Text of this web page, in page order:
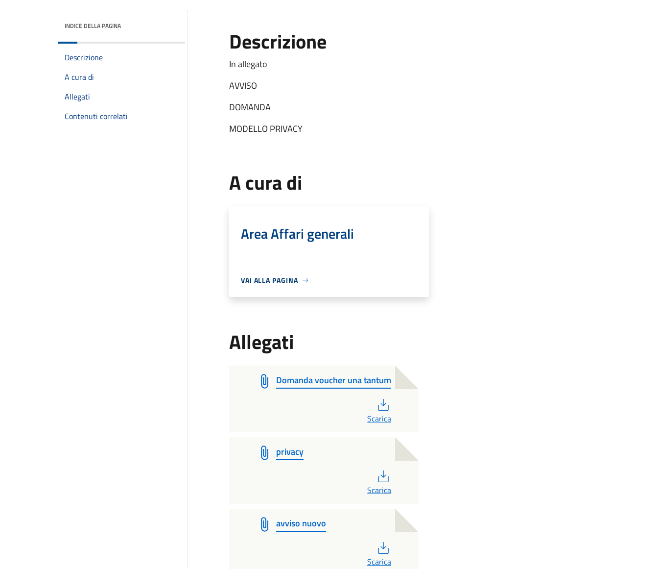
INDICE DELLA PAGINA
Descrizione
A cura di
Allegati
Contenuti correlati
Descrizione
In allegato
AVVISO
DOMANDA
MODELLO PRIVACY
A cura di
Area Affari generali
VAI ALLA PAGINA
Allegati
Domanda voucher una tantum
Scarica
privacy
Scarica
avviso nuovo
Scarica